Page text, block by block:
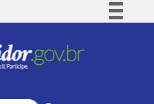
Comunica BR